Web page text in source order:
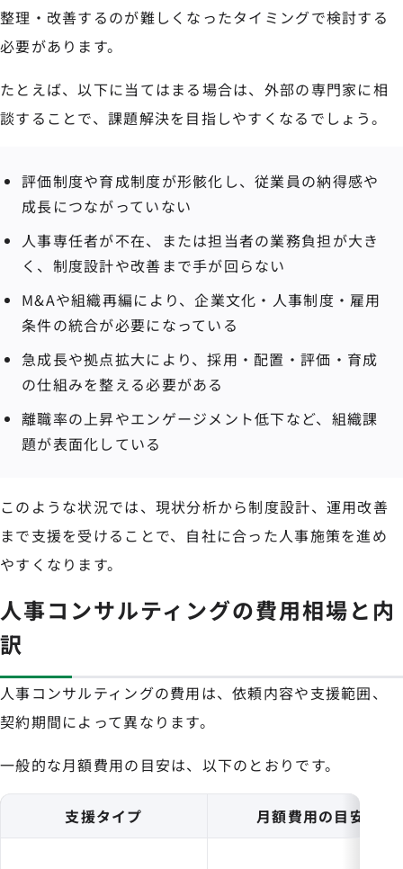
整理・改善するのが難しくなったタイミングで検討する
必要があります。
たとえば、以下に当てはまる場合は、外部の専門家に相
談することで、課題解決を目指しやすくなるでしょう。
評価制度や育成制度が形骸化し、従業員の納得感や
成長につながっていない
人事専任者が不在、または担当者の業務負担が大き
く、制度設計や改善まで手が回らない
M&Aや組織再編により、企業文化・人事制度・雇用
条件の統合が必要になっている
急成長や拠点拡大により、採用・配置・評価・育成
の仕組みを整える必要がある
離職率の上昇やエンゲージメント低下など、組織課
題が表面化している
このような状況では、現状分析から制度設計、運用改善
まで支援を受けることで、自社に合った人事施策を進め
やすくなります。
人事コンサルティングの費用相場と内
訳
人事コンサルティングの費用は、依頼内容や支援範囲、
契約期間によって異なります。
一般的な月額費用の目安は、以下のとおりです。
支援タイプ 月額費用の目安